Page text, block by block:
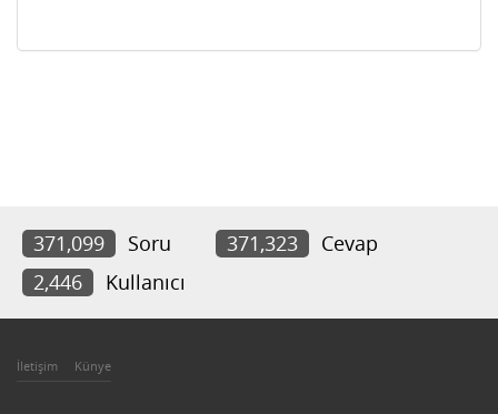
371,099 Soru 371,323
Cevap
2,446
Kullanıcı
İletişim Künye